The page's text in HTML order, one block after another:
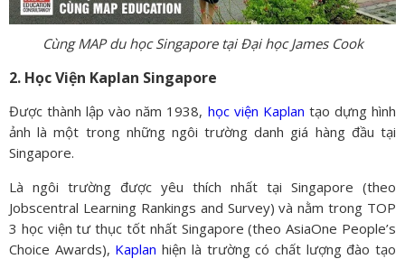
Cùng MAP du học Singapore tại Đại học James Cook
2. Học Viện Kaplan Singapore
Được thành lập vào năm 1938, học viện Kaplan tạo dựng hình
ảnh là một trong những ngôi trường danh giá hàng đầu tại
Singapore.
Là ngôi trường được yêu thích nhất tại Singapore (theo
Jobscentral Learning Rankings and Survey) và nằm trong TOP
3 học viện tư thục tốt nhất Singapore (theo AsiaOne People’s
Choice Awards), Kaplan hiện là trường có chất lượng đào tạo